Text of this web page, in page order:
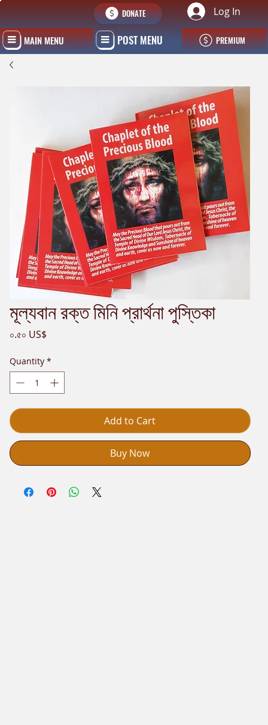
POST MENU
Log In
MAIN MENU PREMIUM
DONATE
মূল্যবান রক্ত মিনি প্রার্থনা পুস্তিকা
০.৫০ US$Price
Quantity *
Add to Cart
Buy Now